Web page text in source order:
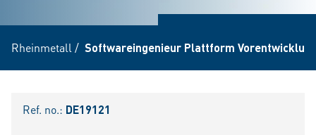
Rheinmetall / Softwareingenieur Plattform
Ref. no.: DE19121